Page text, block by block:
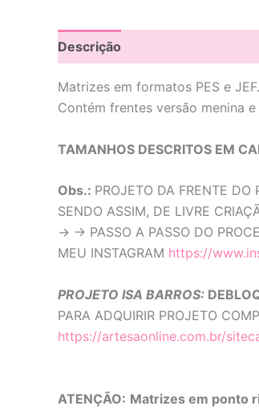
Descrição
Matrizes em formatos PES e JEF.
Contém frentes versão menina
TAMANHOS DESCRITOS EM
Obs.: PROJETO DA FRENTE DO
SENDO ASSIM, DE LIVRE
-> -> PASSO A PASSO DO
MEU INSTAGRAM https://
PROJETO ISA BARROS:
PARA ADQUIRIR PROJETO
https://artesaonline.com.br/
ATENÇÃO: Matrizes em ponto